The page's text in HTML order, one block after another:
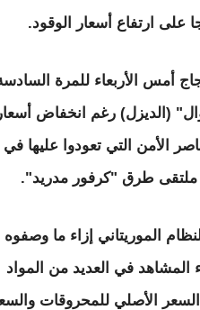
على ارتفاع أسعار الوقود.
أمس الأربعاء للمرة
(الديزل) رغم انخفاض
الأمن التي تعودوا عليها في
ملتقى طرق "كرفور مدريد".
الموريتاني إزاء ما وصفوه
المشاهد في العديد من المواد
السعر الأصلي للمحروقات